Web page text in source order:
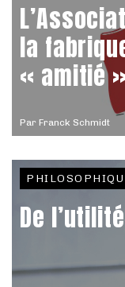
Par Franck Schmidt
la
« amitié
De